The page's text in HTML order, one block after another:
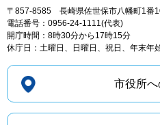
〒857-8585 長崎県佐世保市八幡町1番
電話番号：0956-24-1111(代表)
開庁時間：8時30分から17時15分
休庁日：土曜日、日曜日、祝日、年末年
市役所